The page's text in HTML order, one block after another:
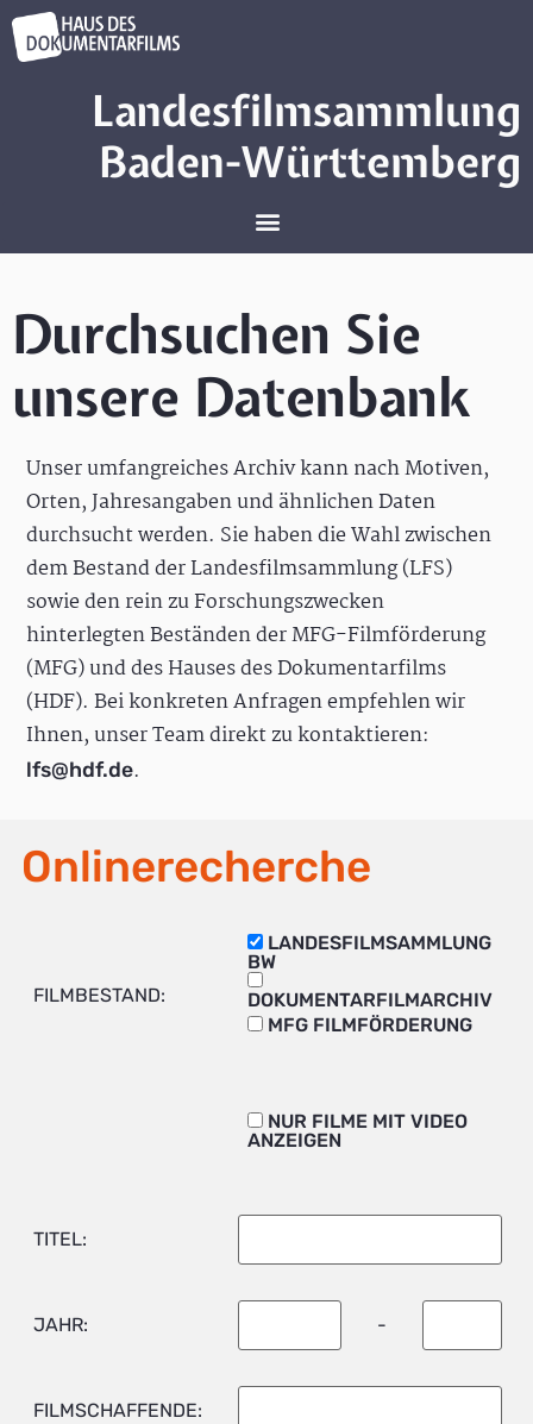
Landesfilmsammlung
Baden-Württemberg
Durchsuchen Sie
unsere Datenbank
Unser umfangreiches Archiv kann nach Motiven,
Orten, Jahresangaben und ähnlichen Daten
durchsucht werden. Sie haben die Wahl zwischen
dem Bestand der Landesfilmsammlung (LFS)
sowie den rein zu Forschungszwecken
hinterlegten Beständen der MFG-Filmförderung
(MFG) und des Hauses des Dokumentarfilms
(HDF). Bei konkreten Anfragen empfehlen wir
Ihnen, unser Team direkt zu kontaktieren:
lfs@hdf.de.
Onlinerecherche
FILMBESTAND:
LANDESFILMSAMMLUNG
BW
DOKUMENTARFILMARCHIV
MFG FILMFÖRDERUNG
NUR FILME MIT VIDEO
ANZEIGEN
TITEL:
JAHR: -
FILMSCHAFFENDE: